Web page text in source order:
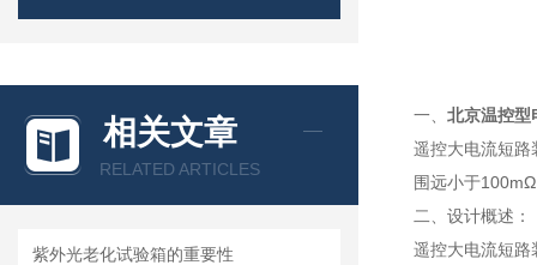
相关文章
RELATED ARTICLES
紫外光老化试验箱的重要性
一、 北京温控型
遥控大电流短路
围远小于
二、设计概述：
遥控大电流短路